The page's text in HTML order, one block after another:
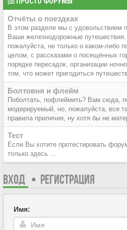
Отчёты о поездках
В этом разделе мы с удовольствием
Ваши железнодорожные путешествия.
пожалуйста, не только о каком-либо
целом, с рассказами о посещённых
порядке пересадок, организации
том, что может пригодиться
Болтовня и флейм
Поболтать, пофлеймить? Вам сюда,
модерируемый, но, пожалуйста, все
правила приличия, ну хотя бы не
Тест
Если Вы хотите протестировать
только здесь ...
ВХОД • РЕГИСТРАЦИЯ
Имя: